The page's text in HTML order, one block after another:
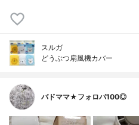
スルガ
どうぶつ扇風機カバー
バドママ★フォロバ100◎